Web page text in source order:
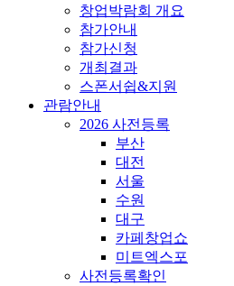
창업박람회 개요
참가안내
참가신청
개최결과
스폰서쉽&지원
관람안내
2026 사전등록
부산
대전
서울
수원
대구
카페창업쇼
미트엑스포
사전등록확인